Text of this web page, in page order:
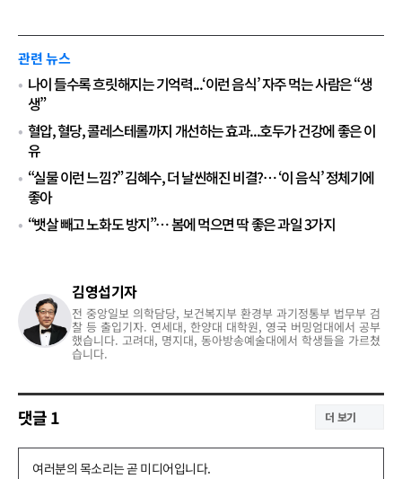
관련 뉴스
나이 들수록 흐릿해지는 기억력...‘이런 음식’ 자주 먹는 사람은 “생
생”
혈압, 혈당, 콜레스테롤까지 개선하는 효과...호두가 건강에 좋은 이
유
“실물 이런 느낌?” 김혜수, 더 날씬해진 비결?… ‘이 음식’ 정체기에
좋아
“뱃살 빼고 노화도 방지”… 봄에 먹으면 딱 좋은 과일 3가지
김영섭기자
전 중앙일보 의학담당, 보건복지부 환경부 과기정통부 법무부 검
찰 등 출입기자. 연세대, 한양대 대학원, 영국 버밍엄대에서 공부
했습니다. 고려대, 명지대, 동아방송예술대에서 학생들을 가르쳤
습니다.
댓글1 더 보기
댓